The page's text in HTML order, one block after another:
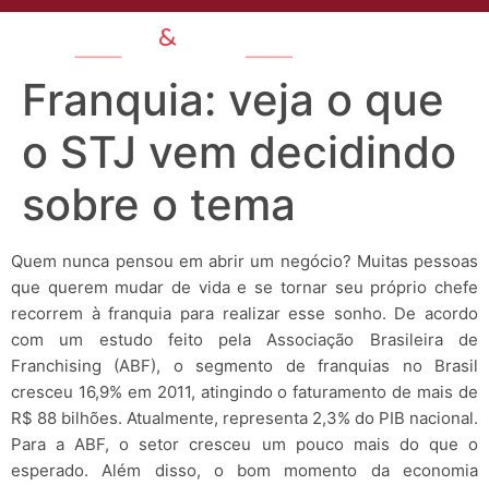
Franquia: veja o que
o STJ vem decidindo
sobre o tema
Quem nunca pensou em abrir um negócio? Muitas pessoas
que querem mudar de vida e se tornar seu próprio chefe
recorrem à franquia para realizar esse sonho. De acordo
com um estudo feito pela Associação Brasileira de
Franchising (ABF), o segmento de franquias no Brasil
cresceu 16,9% em 2011, atingindo o faturamento de mais de
R$ 88 bilhões. Atualmente, representa 2,3% do PIB nacional.
Para a ABF, o setor cresceu um pouco mais do que o
esperado. Além disso, o bom momento da economia